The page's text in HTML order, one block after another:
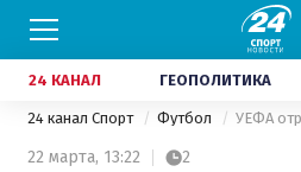
24 КАНАЛ ГЕОПОЛИТИКА
24 канал Спорт Футбол
22 марта, 13:22 2